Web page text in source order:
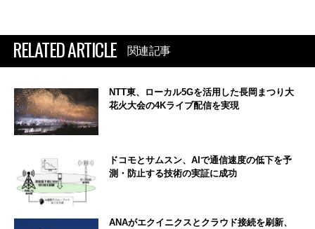
RELATED ARTICLE 関連記事
NTT東、ローカル5Gを活用した長岡まつり大
花火大会の4Kライブ配信を実現
ドコモとサムスン、AIで通信速度の低下を予
測・防止する技術の実証に成功
ANAがエクイニクスとクラウド接続を刷新、